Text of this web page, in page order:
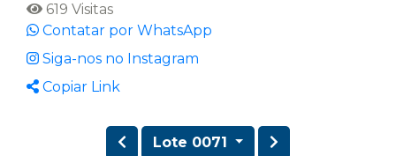
619 Visitas
Contatar por WhatsApp
Siga-nos no Instagram
Copiar Link
Lote 0071